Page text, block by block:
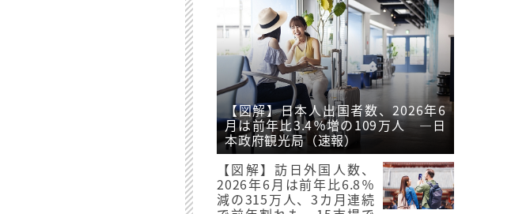
【図解】日本人出国者数、2026年6
月は前年比3.4％増の109万人 ―日
本政府観光局（速報）
【図解】訪日外国人数、
2026年6月は前年比6.8％
減の315万人、3カ月連続